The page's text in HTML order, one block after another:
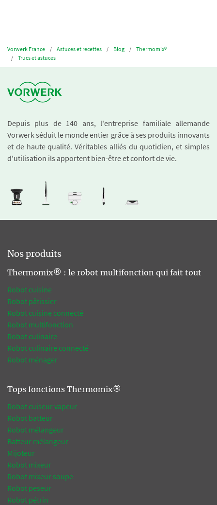
Vorwerk France Astuces et recettes Blog
Thermomix®
Trucs et astuces
Depuis plus de 140 ans, l'entreprise familiale allemande
Vorwerk séduit le monde entier grâce à ses produits innovants
et de haute qualité. Véritables alliés du quotidien, et simples
d'utilisation ils apportent bien-être et confort de vie.
Nos produits
Thermomix® : le robot multifonction qui fait tout
Robot cuisine
Robot pâtissier
Robot cuisine connecté
Robot multifonction
Robot culinaire
Robot culinaire connecté
Robot ménager
Tops fonctions Thermomix®
Robot cuiseur vapeur
Robot batteur
Robot mélangeur
Batteur mélangeur
Mijoteur
Robot mixeur
Robot mixeur soupe
Robot peseur
Robot pétrin